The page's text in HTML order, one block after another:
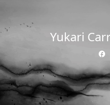
Yukari